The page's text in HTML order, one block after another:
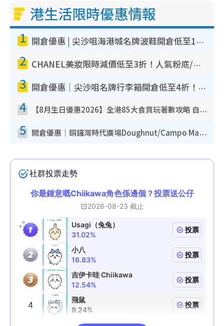
港生活限時優惠情報
1 開倉優惠 | 尖沙咀海港城名牌波鞋開倉低至1折！On鞋$899起／Joy&Peace鞋履$98起
2 CHANEL美妝限時減價低至3折！人氣粉底/唇膏/精華液低至$275！COCO香水都有平
3 開倉優惠｜尖沙咀名牌行李箱開倉低至4折！一連5日 American Tourister/ace./Hallmark $200起！
4 【8月生日優惠2026】全港85大食買玩著數攻略 自助餐/火鍋放題同行免費＋誠品/DONKI送現金券
5 開倉優惠｜銅鑼灣時代廣場Doughnut/Campo Marzio開倉低至1折！背囊、書包、手袋劈價$200起